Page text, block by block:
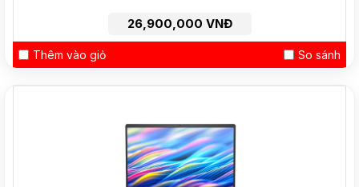
26,900,000 VNĐ
Thêm vào giỏ So sánh